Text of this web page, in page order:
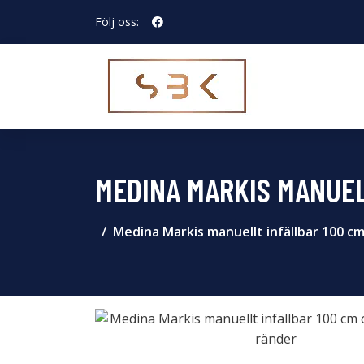
Följ oss:
MEDINA MARKIS
Medina Markis manuellt infällbar 100